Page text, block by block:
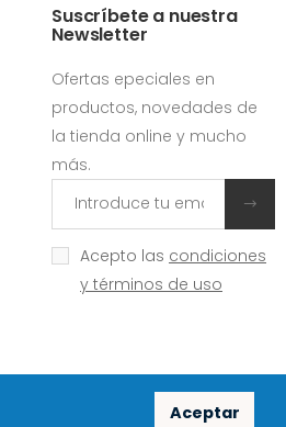
Aceptar
Suscríbete a nuestra
Newsletter
Ofertas epeciales en
productos, novedades de
la tienda online y mucho
más.
Acepto las condiciones
y términos de uso